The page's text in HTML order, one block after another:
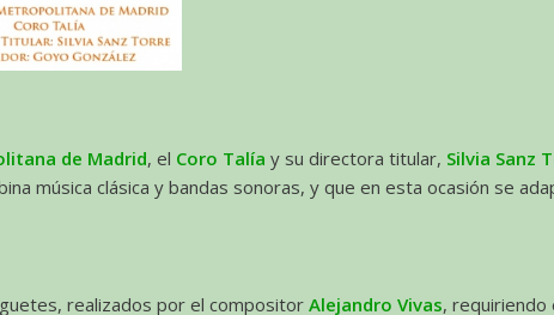
de Madrid, el Coro Talía y su directora titular, Silvia Sanz
música clásica y bandas sonoras, y que en esta ocasión se
realizados por el compositorAlejandro Vivas,